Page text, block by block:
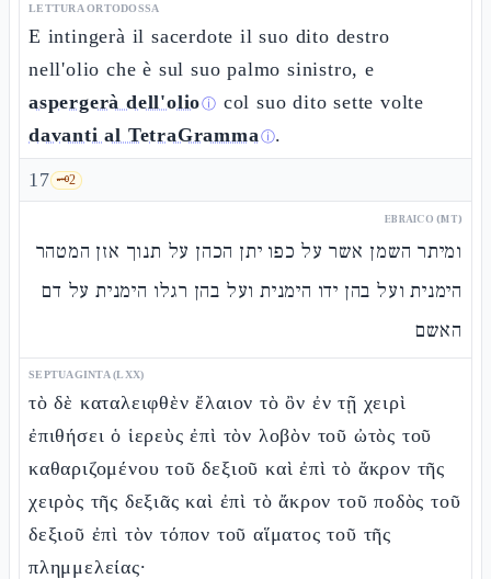
LETTURA ORTODOSSA
E intingerà il sacerdote il suo dito destro
nell'olio che è sul suo palmo sinistro, e
aspergerà dell'olioⓘ col suo dito sette volte
davanti al TetraGrammaⓘ.
17 🗝️2
EBRAICO (MT)
ומיתר השמן אשר על כפו יתן הכהן על תנוך אזן המטהר
הימנית ועל בהן ידו הימנית ועל בהן רגלו הימנית על דם
האשם
SEPTUAGINTA (LXX)
τὸ δὲ καταλειφθὲν ἔλαιον τὸ ὂν ἐν τῇ χειρὶ
ἐπιθήσει ὁ ἱερεὺς ἐπὶ τὸν λοβὸν τοῦ ὠτὸς τοῦ
καθαριζομένου τοῦ δεξιοῦ καὶ ἐπὶ τὸ ἄκρον τῆς
χειρὸς τῆς δεξιᾶς καὶ ἐπὶ τὸ ἄκρον τοῦ ποδὸς τοῦ
δεξιοῦ ἐπὶ τὸν τόπον τοῦ αἵματος τοῦ τῆς
πλημμελείας·